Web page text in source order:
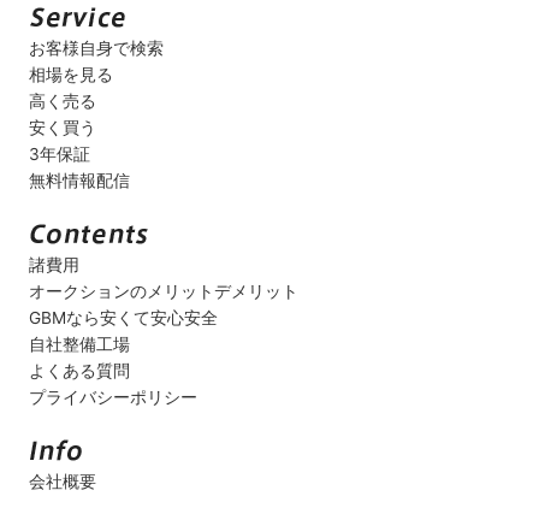
お客様自身で検索
相場を見る
高く売る
安く買う
3年保証
無料情報配信
諸費用
オークションのメリットデメリット
GBMなら安くて安心安全
自社整備工場
よくある質問
プライバシーポリシー
会社概要